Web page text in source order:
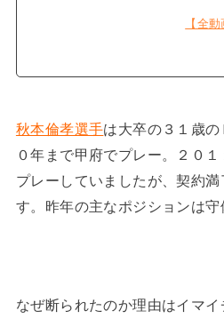
【全
秋本倫孝選手は大卒の３１歳の
０年まで甲府でプレー。２０
プレーしていましたが、契約満
す。昨年の主なポジションは守
なぜ断られたのか理由はイマ